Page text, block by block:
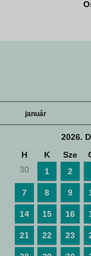
január
2026.
H
K Sze
30
1 2
7 8 9
14 15 16
21 22 23